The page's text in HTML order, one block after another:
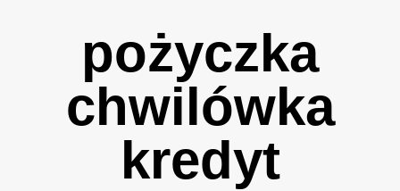
pożyczka
chwilówka
kredyt